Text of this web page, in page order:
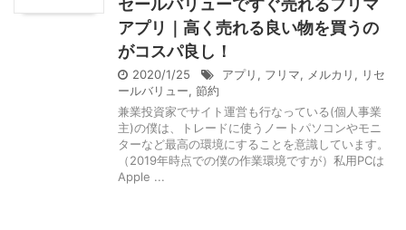
セールバリューですぐ売れるフリマ
アプリ｜高く売れる良い物を買うの
がコスパ良し！
2020/1/25 アプリ , フリマ, メルカリ , リセ
ールバリュー, 節約
兼業投資家でサイト運営も行なっている(個人事業
主)の僕は、トレードに使うノートパソコンやモニ
ターなど最高の環境にすることを意識しています。
（2019年時点での僕の作業環境ですが）私用PCは
Apple ...